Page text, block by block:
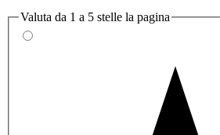
Valuta da 1 a 5 stelle la pagina